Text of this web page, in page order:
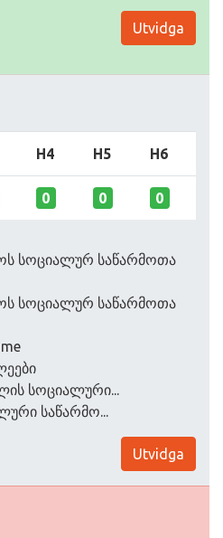
Utvidga
H4 H5 H6
0 0 0
სოციალურ საწარმოთა
სოციალურ საწარმოთა
სოციალური...
საწარმო...
Utvidga